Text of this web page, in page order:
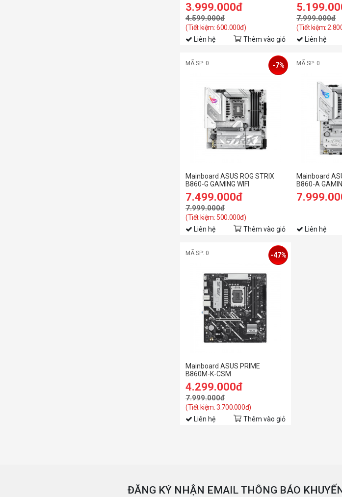
3.999.000đ
4.599.000đ
(Tiết kiệm: 600.000đ)
Liên hệ Thêm vào giỏ
7.999.000đ
(Tiết kiệm:
Liên hệ
MÃ SP: 0
Mainboard ASUS ROG STRIX
B860-G GAMING WIFI
7.499.000đ
7.999.000đ
(Tiết kiệm: 500.000đ)
-7%
Liên hệ Thêm vào giỏ
MÃ SP: 0
Mainboard
B860-A
Liên hệ
MÃ SP: 0
Mainboard ASUS PRIME
B860M-K-CSM
4.299.000đ
7.999.000đ
(Tiết kiệm: 3.700.000đ)
-47%
Liên hệ Thêm vào giỏ
ĐĂNG KÝ NHẬN EMAIL THÔNG BÁO